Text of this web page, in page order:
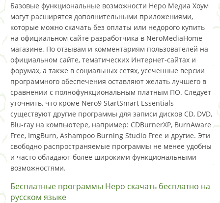
Базовые функциональные возможности Неро Медиа Хоум
могут расширятся дополнительными приложениями,
которые можно скачать без оплаты или недорого купить
на официальном сайте разработчика в NeroMediaHome
магазине. По отзывам и комментариям пользователей на
официальном сайте, тематических Интернет-сайтах и
форумах, а также в социальных сетях, усеченные версии
программного обеспечения оставляют желать лучшего в
сравнении с полнофункциональным платным ПО. Следует
уточнить, что кроме Nero9 StartSmart Essentials
существуют другие программы для записи дисков CD, DVD,
Blu-ray на компьютере, например: CDBurnerXP, BurnAware
Free, ImgBurn, Ashampoo Burning Studio Free и другие. Эти
свободно распространяемые программы не менее удобны
и часто обладают более широкими функциональными
возможностями.
Бесплатные программы Неро скачать бесплатно на
русском языке